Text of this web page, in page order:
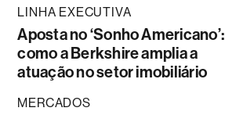
LINHA EXECUTIVA
Aposta no ‘Sonho Americano’:
como a Berkshire amplia a
atuação no setor imobiliário
MERCADOS